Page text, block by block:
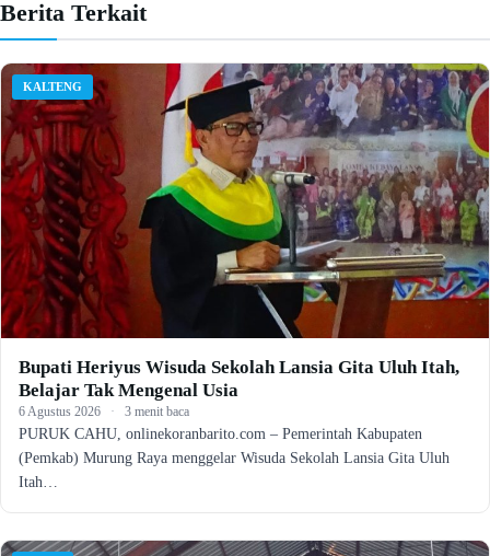
Berita Terkait
KALTENG
Bupati Heriyus Wisuda Sekolah Lansia Gita Uluh Itah,
Belajar Tak Mengenal Usia
6 Agustus 2026 · 3 menit baca
PURUK CAHU, onlinekoranbarito.com – Pemerintah Kabupaten
(Pemkab) Murung Raya menggelar Wisuda Sekolah Lansia Gita Uluh
Itah…